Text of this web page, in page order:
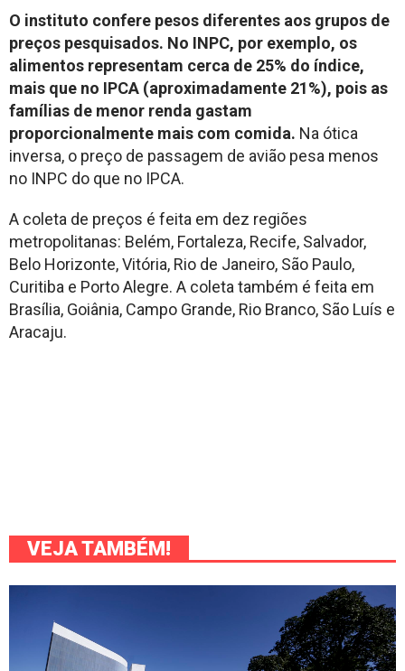
O instituto confere pesos diferentes aos grupos de
preços pesquisados. No INPC, por exemplo, os
alimentos representam cerca de 25% do índice,
mais que no IPCA (aproximadamente 21%), pois as
famílias de menor renda gastam
proporcionalmente mais com comida. Na ótica
inversa, o preço de passagem de avião pesa menos
no INPC do que no IPCA.
A coleta de preços é feita em dez regiões
metropolitanas: Belém, Fortaleza, Recife, Salvador,
Belo Horizonte, Vitória, Rio de Janeiro, São Paulo,
Curitiba e Porto Alegre. A coleta também é feita em
Brasília, Goiânia, Campo Grande, Rio Branco, São Luís e
Aracaju.
VEJA TAMBÉM!